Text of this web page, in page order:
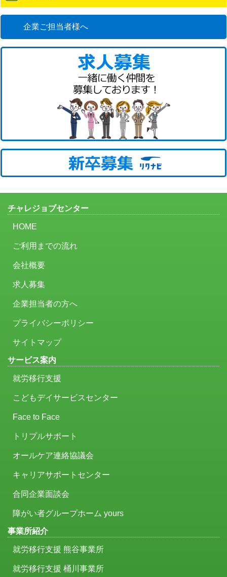
企業ご担当者様へ
チャレジョブセンター
HOME
ご利用までの流れ
会社概要
求人募集
企業担当者の方へ
プライバシーポリシー
サイトマップ
サービス案内
就労移行支援
こどもデイサービスセンター
Face to Face
トリプルサポート
オールケア連絡協議会
キャリアサポートセンター
合同企業面談会
障がい者グループホーム yours
事業所紹介
就労移行支援 熊谷事業所
就労移行支援 桶川事業所